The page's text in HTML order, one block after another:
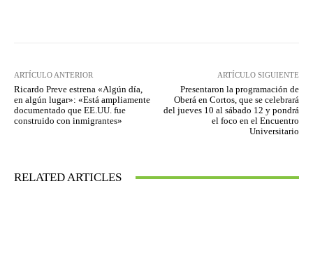
ARTÍCULO ANTERIOR
Ricardo Preve estrena «Algún día,
en algún lugar»: «Está ampliamente
documentado que EE.UU. fue
construido con inmigrantes»
ARTÍCULO SIGUIENTE
Presentaron la programación de
Oberá en Cortos, que se celebrará
del jueves 10 al sábado 12 y pondrá
el foco en el Encuentro
Universitario
RELATED ARTICLES